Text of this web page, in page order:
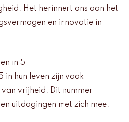
Het herinnert ons aan het
en innovatie in
in 5
in hun leven zijn vaak
vrijheid. Dit nummer
uitdagingen met zich mee.